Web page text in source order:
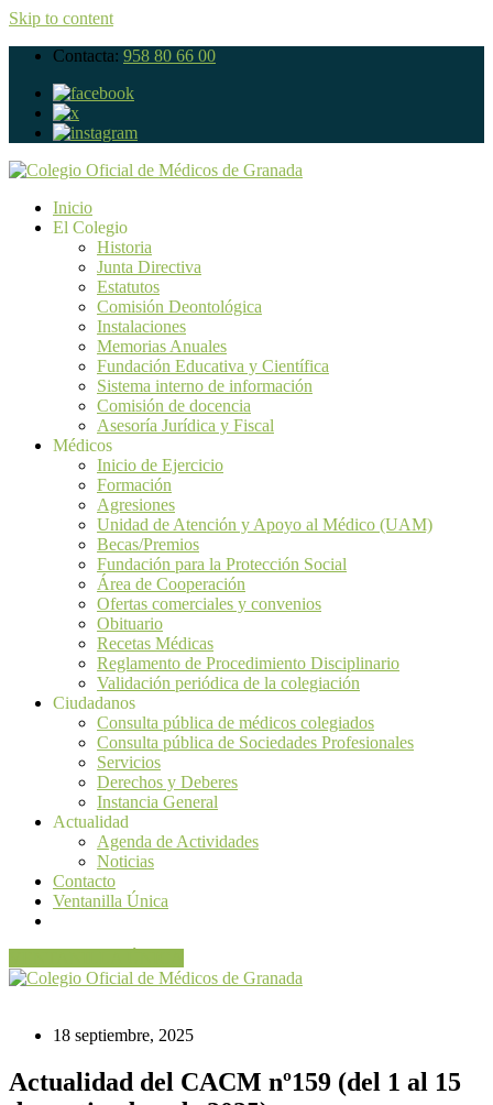
Skip to content
Contacta: 958 80 66 00
Inicio
El Colegio
Historia
Junta Directiva
Estatutos
Comisión Deontológica
Instalaciones
Memorias Anuales
Fundación Educativa y Científica
Sistema interno de información
Comisión de docencia
Asesoría Jurídica y Fiscal
Médicos
Inicio de Ejercicio
Formación
Agresiones
Unidad de Atención y Apoyo al Médico (UAM)
Becas/Premios
Fundación para la Protección Social
Área de Cooperación
Ofertas comerciales y convenios
Obituario
Recetas Médicas
Reglamento de Procedimiento Disciplinario
Validación periódica de la colegiación
Ciudadanos
Consulta pública de médicos colegiados
Consulta pública de Sociedades Profesionales
Servicios
Derechos y Deberes
Instancia General
Actualidad
Agenda de Actividades
Noticias
Contacto
Ventanilla Única
18 septiembre, 2025
Actualidad del CACM nº159 (del 1 al 15